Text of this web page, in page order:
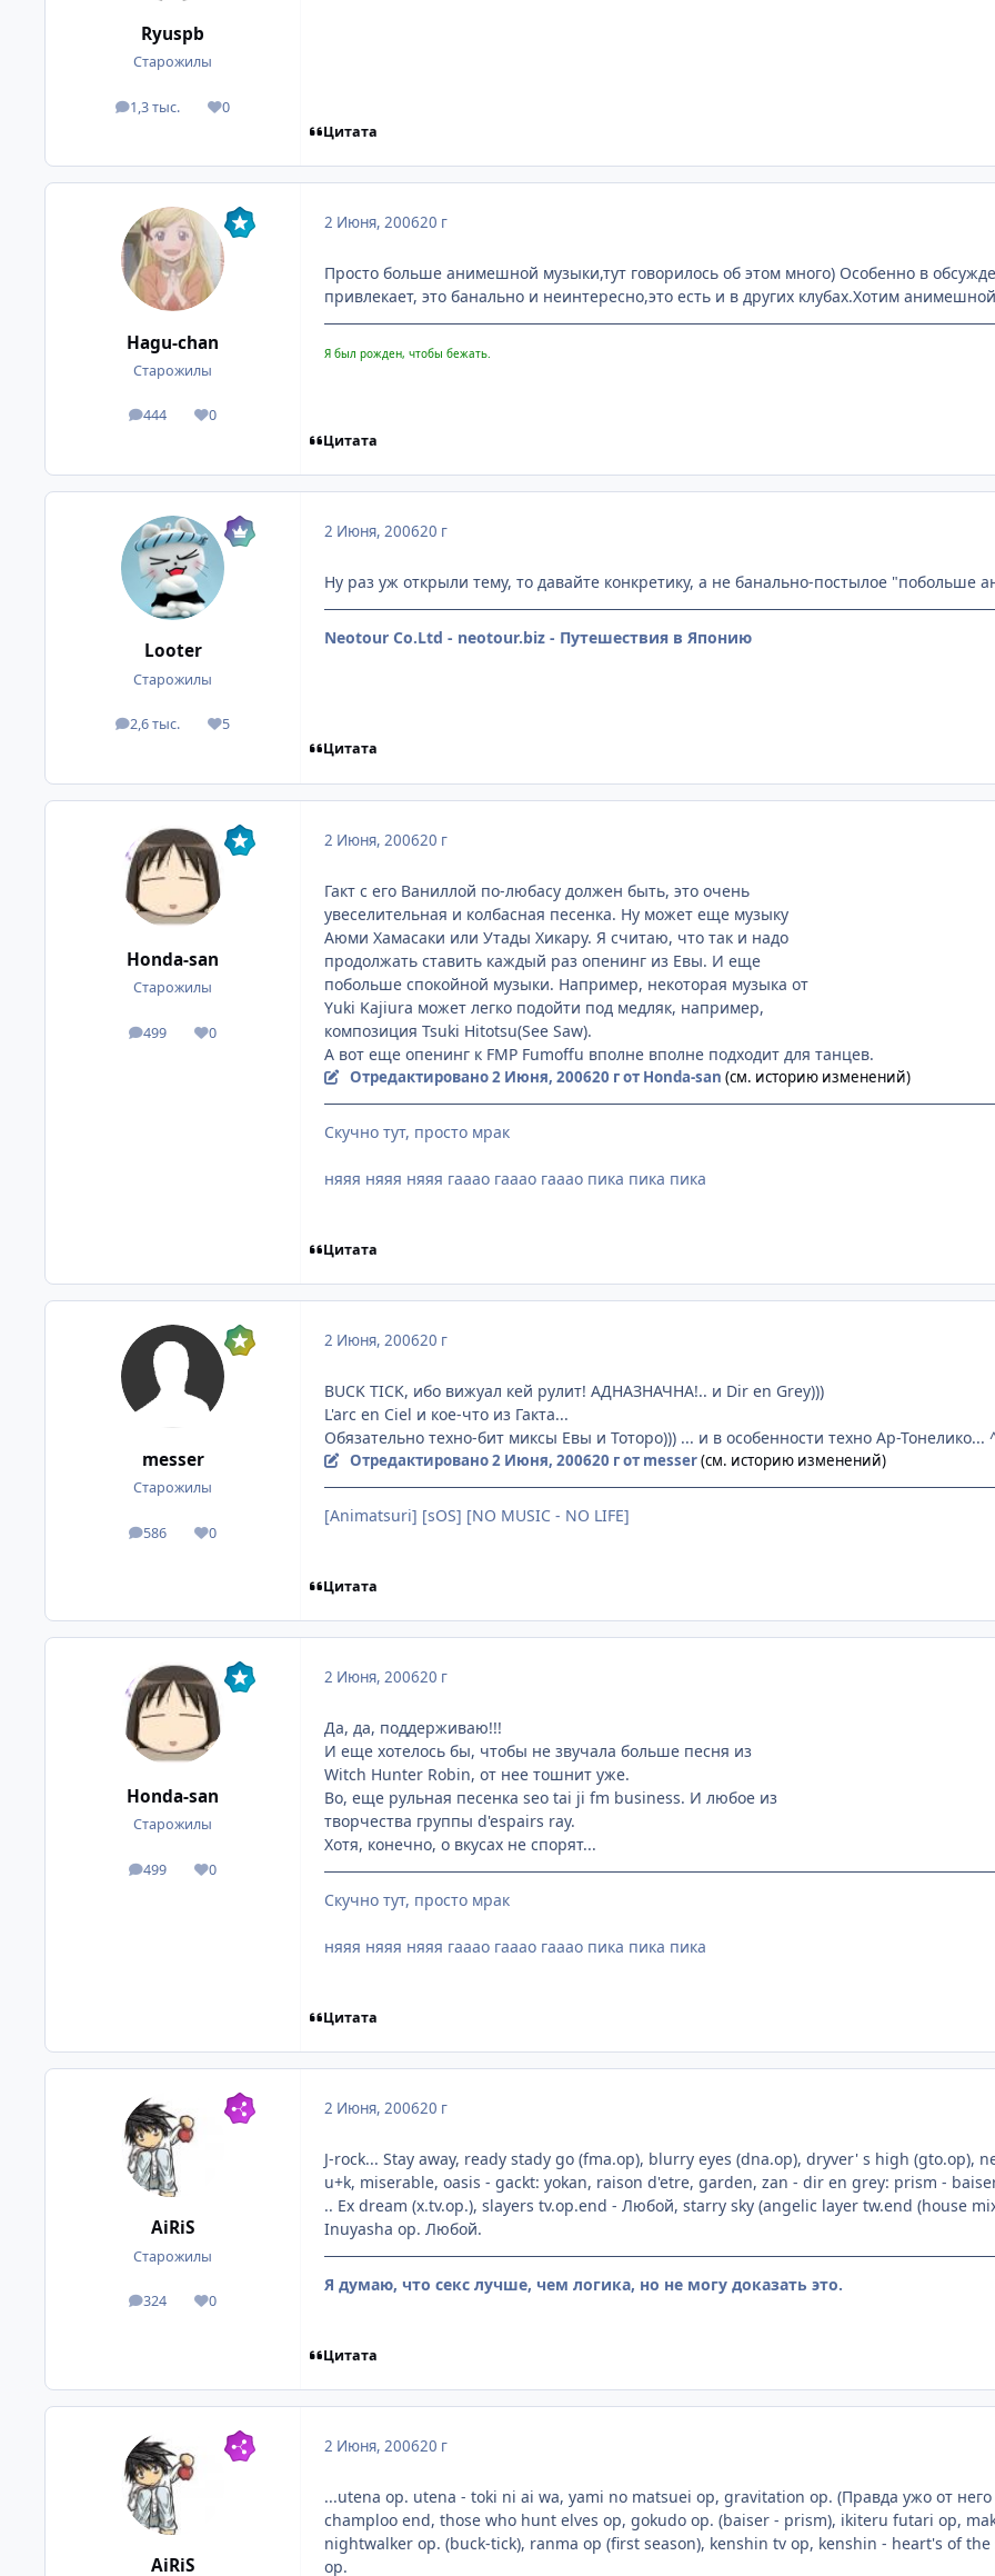
Ryuspb
Старожилы
1,3 тыс.
посты 0
Репутация
Цитата
Hagu-chan
Старожилы
444
посты 0
Репутация
2 Июня, 200620 г
Просто больше анимешной музыки,тут говорилось об этом много) Особенно в
привлекает, это банально и неинтересно,это есть и в других клубах.Хотим
Я был рожден, чтобы бежать.
Цитата
Looter
Старожилы
2,6 тыс.
посты 5
Репутация
2 Июня, 200620 г
Ну раз уж открыли тему, то давайте конкретику, а не банально-постылое "побольше
Neotour Co.Ltd - neotour.biz - Путешествия в Японию
Цитата
Honda-san
Старожилы
499
посты 0
Репутация
2 Июня, 200620 г
Гакт с его Ваниллой по-любасу должен быть, это очень
увеселительная и колбасная песенка. Ну может еще музыку
Аюми Хамасаки или Утады Хикару. Я считаю, что так и надо
продолжать ставить каждый раз опенинг из Евы. И еще
побольше спокойной музыки. Например, некоторая музыка от
Yuki Kajiura может легко подойти под медляк, например,
композиция Tsuki Hitotsu(See Saw).
А вот еще опенинг к FMP Fumoffu вполне вполне подходит для танцев.
Отредактировано2 Июня, 200620 гот Honda-san (см. историю изменений)
Скучно тут, просто мрак
няяя няяя няяя гааао гааао гааао пика пика пика
Цитата
messer
Старожилы
586
посты 0
Репутация
2 Июня, 200620 г
BUCK TICK, ибо вижуал кей рулит! АДНАЗНАЧНА!.. и Dir en Grey)))
L'arc en Ciel и кое-что из Гакта...
Обязательно техно-бит миксы Евы и Тоторо))) ... и в особенности техно Ар-Тонелико...
Отредактировано2 Июня, 200620 гот messer(см. историю изменений)
[Animatsuri] [sOS] [NO MUSIC - NO LIFE]
Цитата
Honda-san
Старожилы
499
посты 0
Репутация
2 Июня, 200620 г
Да, да, поддерживаю!!!
И еще хотелось бы, чтобы не звучала больше песня из
Witch Hunter Robin, от нее тошнит уже.
Во, еще рульная песенка seo tai ji fm business. И любое из
творчества группы d'espairs ray.
Хотя, конечно, о вкусах не спорят...
Скучно тут, просто мрак
няяя няяя няяя гааао гааао гааао пика пика пика
Цитата
AiRiS
Старожилы
324
посты 0
Репутация
2 Июня, 200620 г
J-rock... Stay away, ready stady go (fma.op), blurry eyes (dna.op), dryver' s high
u+k, miserable, oasis - gackt: yokan, raison d'etre, garden, zan - dir en grey: prism -
.. Ex dream (x.tv.op.), slayers tv.op.end - Любой, starry sky (angelic layer tw.end (house
Inuyasha op. Любой.
Я думаю, что секс лучше, чем логика, но не могу доказать это.
Цитата
AiRiS
2 Июня, 200620 г
...utena op. utena - toki ni ai wa, yami no matsuei op, gravitation op. (Правда ужо от
champloo end, those who hunt elves op, gokudo op. (baiser - prism), ikiteru futari op,
nightwalker op. (buck-tick), ranma op (first season), kenshin tv op, kenshin - heart's of
op.